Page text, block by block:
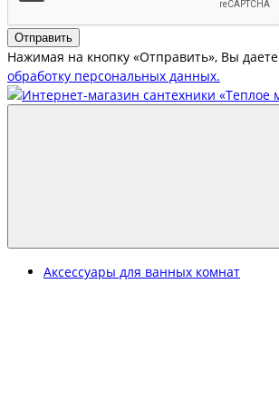
Отправить
Нажимая на кнопку «Отправить», Вы даете
обработку персональных данных.
Аксессуары для ванных комнат